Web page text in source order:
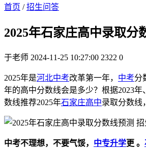
首页 /招生问答
2025年石家庄高中录取分
于老师 2024-11-25 10:27:00 2322 0
2025年是河北中考改革第一年， 中考分
年的高中分数线会是多少？根据2023年
数线推荐2025年石家庄高中录取分数线
中考不理想，不要气馁， 中专升学更 。